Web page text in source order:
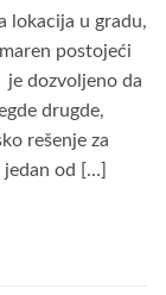
lokacija u gradu,
postojeći
je dozvoljeno da
drugde,
rešenje za
jedan od […]